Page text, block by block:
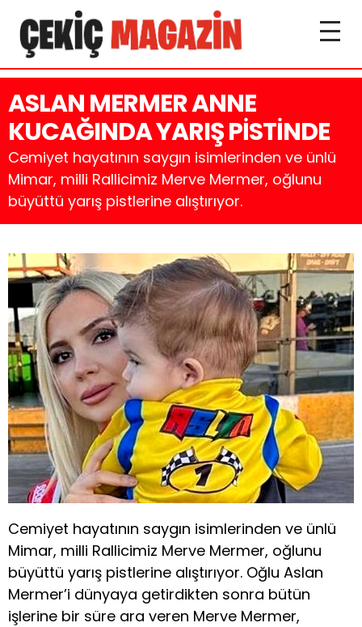
ASLAN MERMER ANNE
KUCAĞINDA YARIŞ PİSTİNDE
Cemiyet hayatının saygın isimlerinden ve ünlü
Mimar, milli Rallicimiz Merve Mermer, oğlunu
büyüttü yarış pistlerine alıştırıyor.
Cemiyet hayatının saygın isimlerinden ve ünlü
Mimar, milli Rallicimiz Merve Mermer, oğlunu
büyüttü yarış pistlerine alıştırıyor. Oğlu Aslan
Mermer’i dünyaya getirdikten sonra bütün
işlerine bir süre ara veren Merve Mermer,